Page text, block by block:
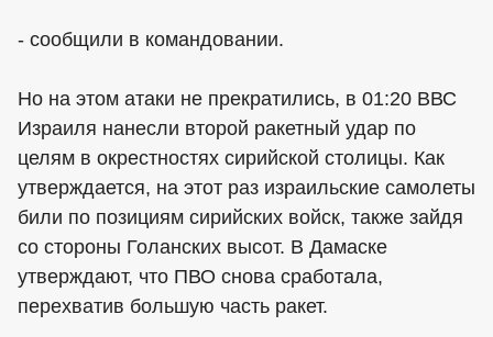
- сообщили в командовании.
Но на этом атаки не прекратились, в 01:20 ВВС
Израиля нанесли второй ракетный удар по
целям в окрестностях сирийской столицы. Как
утверждается, на этот раз израильские самолеты
били по позициям сирийских войск, также зайдя
со стороны Голанских высот. В Дамаске
утверждают, что ПВО снова сработала,
перехватив большую часть ракет.